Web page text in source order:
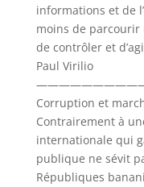
informations et de
moins de parcourir
de contrôler et
Paul Virilio
Corruption et
Contrairement à
internationale qui
publique ne sévit
Républiques